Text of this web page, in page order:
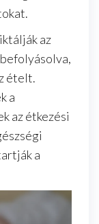
az
ételt.
a
az étkezési
a